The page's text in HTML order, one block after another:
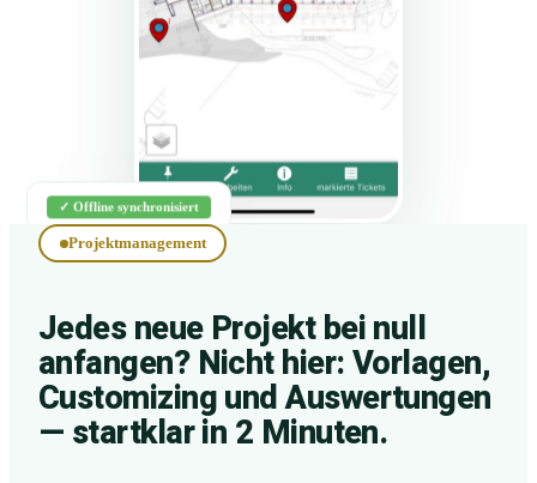
✓ Offline synchronisiert
Projektmanagement
Jedes neue Projekt bei null
anfangen? Nicht hier: Vorlagen,
Customizing und Auswertungen
— startklar in 2 Minuten.